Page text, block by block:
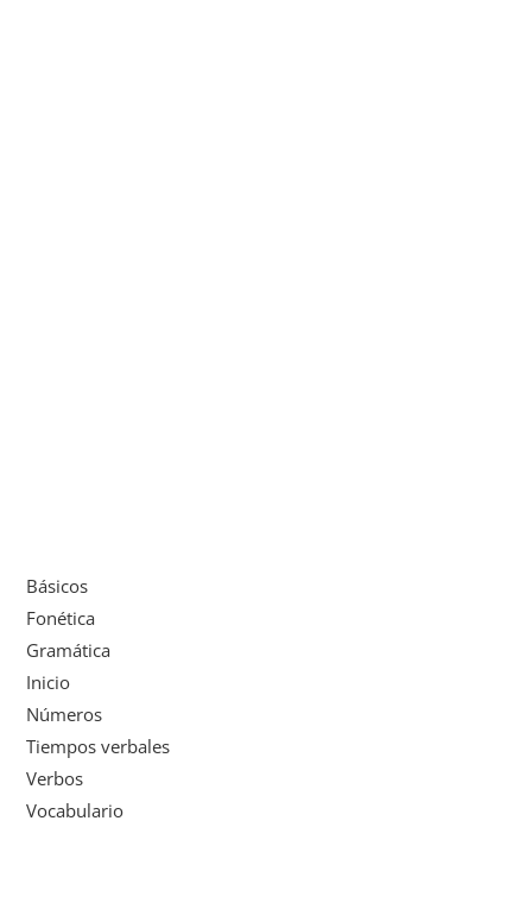
Básicos
Fonética
Gramática
Inicio
Números
Tiempos verbales
Verbos
Vocabulario